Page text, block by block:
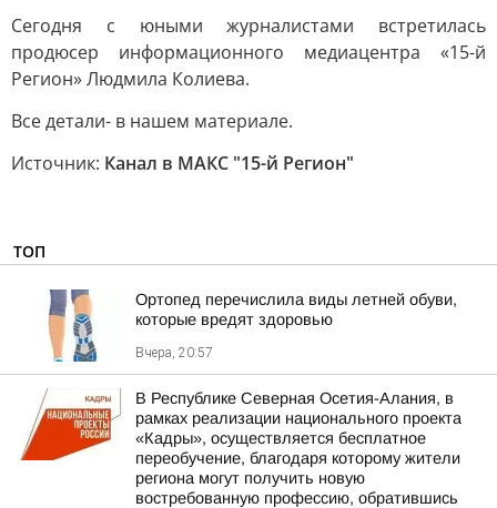
Сегодня с юными журналистами встретилась
продюсер информационного медиацентра «15-й
Регион» Людмила Колиева.
Все детали- в нашем материале.
Источник: Канал в МАКС "15-й Регион"
ТОП
Ортопед перечислила виды летней обуви,
которые вредят здоровью
Вчера, 20:57
В Республике Северная Осетия-Алания, в
рамках реализации национального проекта
«Кадры», осуществляется бесплатное
переобучение, благодаря которому жители
региона могут получить новую
востребованную профессию, обратившись